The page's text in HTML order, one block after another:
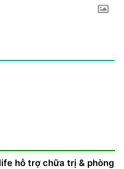
hỗ trợ chữa trị & phòng